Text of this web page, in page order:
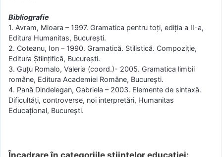
Bibliografie
1. Avram, Mioara – 1997. Gramatica pentru toţi, ediţia a II-a,
Editura Humanitas, Bucureşti.
2. Coteanu, Ion – 1990. Gramatică. Stilistică. Compoziţie,
Editura Ştiinţifică, Bucureşti.
3. Guţu Romalo, Valeria (coord.)- 2005. Gramatica limbii
române, Editura Academiei Române, Bucureşti.
4. Pană Dindelegan, Gabriela – 2003. Elemente de sintaxă.
Dificultăţi, controverse, noi interpretări, Humanitas
Educaţional, Bucureşti.